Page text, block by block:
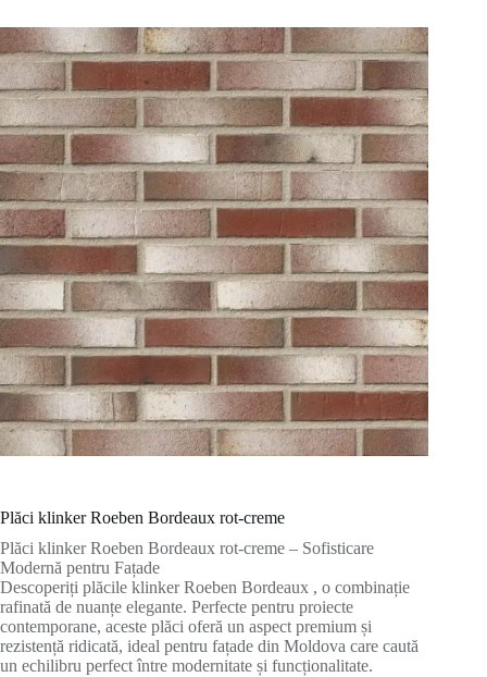
Plăci klinker Roeben Bordeaux rot-creme
Plăci klinker Roeben Bordeaux rot-creme – Sofisticare
Modernă pentru Fațade
Descoperiți plăcile klinker Roeben Bordeaux , o combinație
rafinată de nuanțe elegante. Perfecte pentru proiecte
contemporane, aceste plăci oferă un aspect premium și
rezistență ridicată, ideal pentru fațade din Moldova care caută
un echilibru perfect între modernitate și funcționalitate.